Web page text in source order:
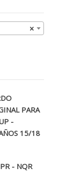
×
PARA
-
15/18
- NQR